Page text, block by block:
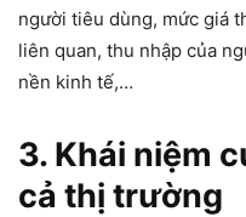
người tiêu dùng, mức giá
liên quan, thu nhập của
nền kinh tế,…
3. Khái niệm
cả thị trường